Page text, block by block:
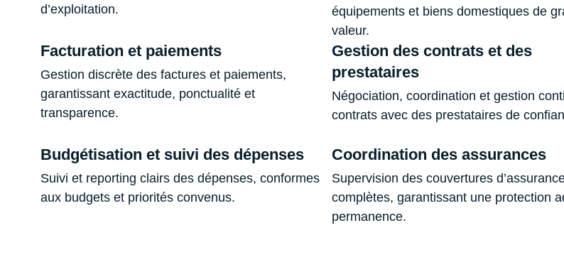
d’exploitation.
équipements et biens domestiques de
valeur.
Facturation et paiements
Gestion discrète des factures et paiements,
garantissant exactitude, ponctualité et
transparence.
Gestion des contrats et des
prestataires
Négociation, coordination et gestion
contrats avec des prestataires de
Budgétisation et suivi des dépenses
Suivi et reporting clairs des dépenses, conformes
aux budgets et priorités convenus.
Coordination des assurances
Supervision des couvertures
complètes, garantissant une protection
permanence.